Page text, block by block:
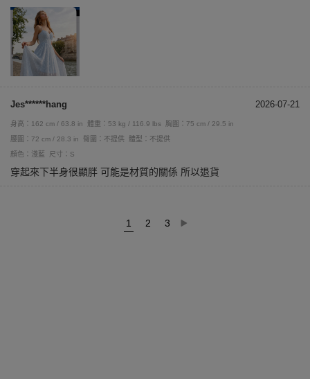
Jes******hang 2026-07-21
身高：162 cm / 63.8 in 體重：53 kg / 116.9 lbs
胸圍：75 cm / 29.5 in
腰圍：72 cm / 28.3 in
臀圍：不提供
體型：不提供
顏色：淺藍
尺寸：S
穿起來下半身很顯胖 可能是材質的關係 所以退貨
1 2 3